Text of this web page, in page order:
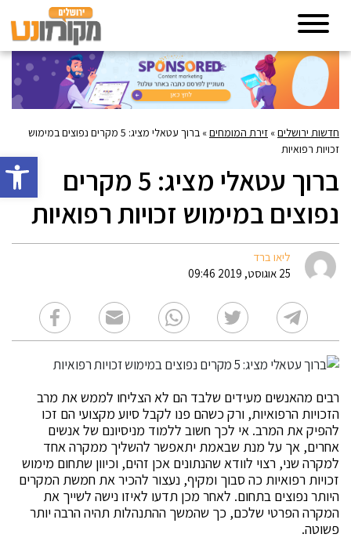
פתח
חדשות ירושלים» זירת המומחים»
ברוך עטאלי מציג: 5 מקרים נפוצים במימוש
זכויות רפואיות
ברוך עטאלי מציג: 5 מקרים
נפוצים במימוש זכויות רפואיות
ליאו ברד
25 אוגוסט, 2019 09:46
רבים מהאנשים מעידים שלבד הם לא הצליחו לממש את מרב
הזכויות הרפואיות, ורק כשהם פנו לקבל סיוע מקצועי הם זכו
להפיק את המרב. אי לכך חשוב ללמוד מניסיונם של אנשים
אחרים, אך על מנת שבאמת יתאפשר להשליך ממקרה אחד
למקרה שני, רצוי לוודא שהנתונים אכן זהים, וכיוון שתחום מימוש
זכויות רפואיות כה סבוך ומקיף, נעצור להכיר את חמשת המקרים
היותר נפוצים בתחום. לאחר מכן תדעו לאיזו נישה לשייך את
המקרה הפרטי שלכם, כך שהמשך ההתנהלות תהיה הרבה יותר
פשוטה.